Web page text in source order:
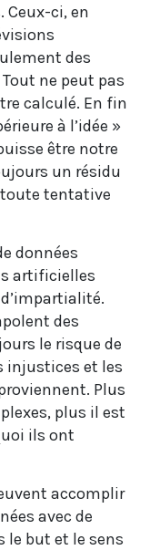
Ceux-ci, en
des
ne peut pas
calculé. En fin
à l’idée »
être notre
un résidu
tentative
données
artificielles
des
le risque de
injustices et les
Plus
plus il est
ils ont
accomplir
avec de
le but et le sens